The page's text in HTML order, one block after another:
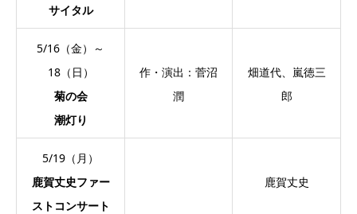
サイタル
5/16（金）～
18（日）
菊の会
潮灯り
作・演出：菅沼
潤
畑道代、嵐徳三
郎
5/19（月）
鹿賀丈史ファー
ストコンサート
鹿賀丈史